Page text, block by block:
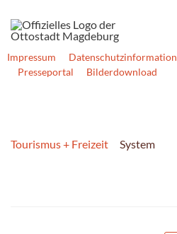
Impressum Datenschutzinformation
Presseportal
Bilderdownload
Tourismus + Freizeit System